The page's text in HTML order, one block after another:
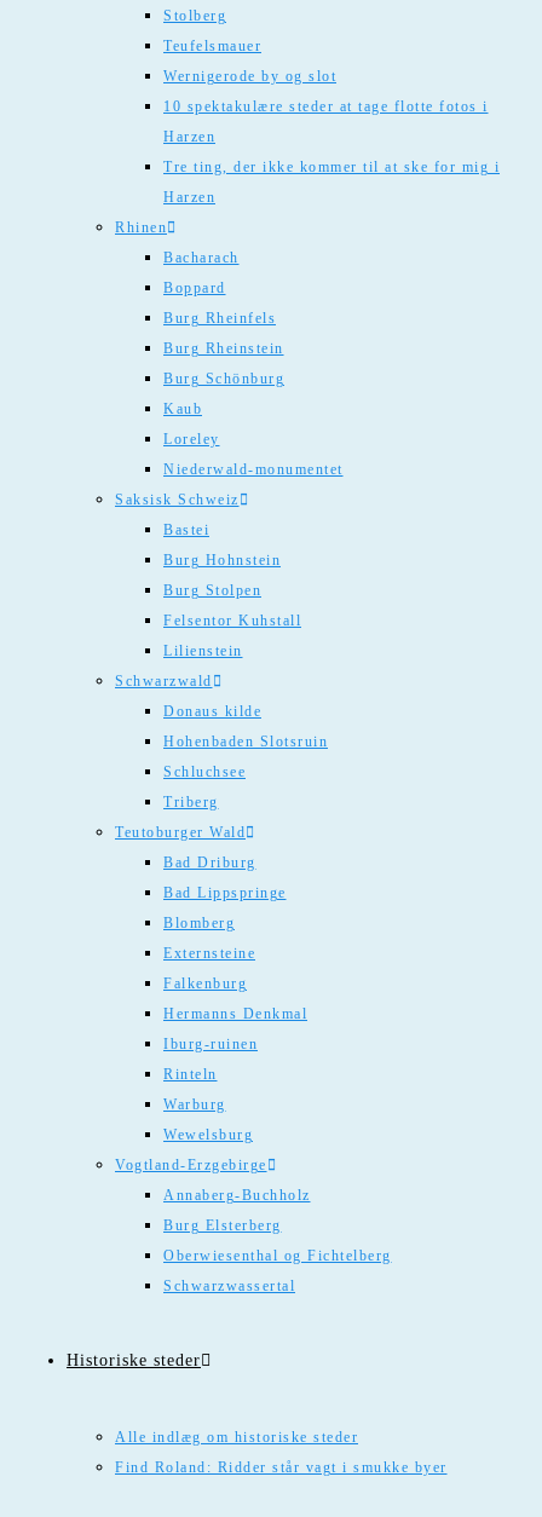
Stolberg
Teufelsmauer
Wernigerode by og slot
10 spektakulære steder at tage flotte fotos i
Harzen
Tre ting, der ikke kommer til at ske for mig i
Harzen
Rhinen
Bacharach
Boppard
Burg Rheinfels
Burg Rheinstein
Burg Schönburg
Kaub
Loreley
Niederwald-monumentet
Saksisk Schweiz
Bastei
Burg Hohnstein
Burg Stolpen
Felsentor Kuhstall
Lilienstein
Schwarzwald
Donaus kilde
Hohenbaden Slotsruin
Schluchsee
Triberg
Teutoburger Wald
Bad Driburg
Bad Lippspringe
Blomberg
Externsteine
Falkenburg
Hermanns Denkmal
Iburg-ruinen
Rinteln
Warburg
Wewelsburg
Vogtland-Erzgebirge
Annaberg-Buchholz
Burg Elsterberg
Oberwiesenthal og Fichtelberg
Schwarzwassertal
Historiske steder
Alle indlæg om historiske steder
Find Roland: Ridder står vagt i smukke byer